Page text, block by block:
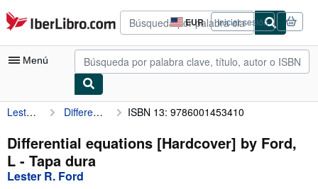
Pasar al contenido principal
IberLibro.com EUR
Preferencias
de
compra
del
Iniciar sesión
Menú
Mi cuenta
Consultar mis pedidos
Búsqueda avanzada
Lester R. Ford Differential equations [Hardcover] by Ford, L ISBN 13: 9786001453410
Differential equations [Hardcover] by Ford,
L - Tapa dura
Lester R. Ford